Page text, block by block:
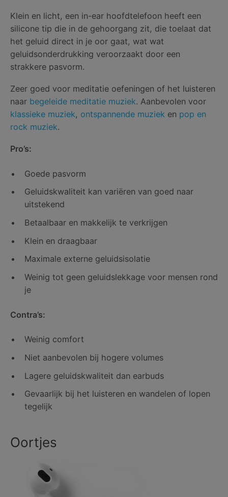
Klein en licht, een in-ear hoofdtelefoon heeft een
silicone tip die in de gehoorgang zit, die toelaat dat
het geluid direct in je oor gaat, wat wat
geluidsonderdrukking veroorzaakt door een
strakkere pasvorm.
Zeer goed voor meditatie oefeningen of het luisteren
naar begeleide meditatie muziek. Aanbevolen voor
klassieke muziek, ontspannende muziek en pop en
rock muziek.
Pro’s:
Goede pasvorm
Geluidskwaliteit kan variëren van goed naar
uitstekend
Betaalbaar en makkelijk te verkrijgen
Klein en draagbaar
Maximale externe geluidsisolatie
Weinig tot geen geluidslekkage voor mensen rond
je
Contra’s:
Weinig comfort
Niet aanbevolen bij hogere volumes
Lagere geluidskwaliteit dan earbuds
Gevaarlijk bij het luisteren en wandelen of lopen
tegelijk
Oortjes